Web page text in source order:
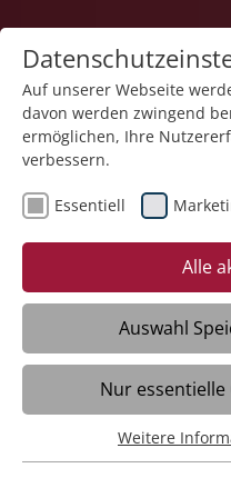
04.11.2025
Neue
Pflege St.
Böblingen - Das
Hildegard der
November eine
Joana Winterstein
Auf unserer Webseite
davon werden zwingend
ermöglichen, Ihre
verbessern.
Essentiell
Alle
Auswahl
Nur essentielle
Essentiell
Essentielle Cookies
Weitere